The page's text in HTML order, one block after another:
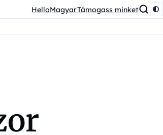
HelloMagyarTámogass minket